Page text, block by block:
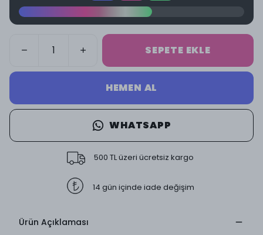
SEPETE EKLE
HEMEN AL
WHATSAPP
500 TL üzeri ücretsiz kargo
14 gün içinde iade değişim
Ürün Açıklaması